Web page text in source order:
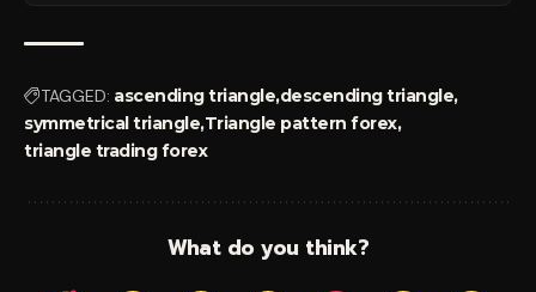
TAGGED: ascending triangledescending triangle
symmetrical triangleTriangle pattern forex
triangle trading forex
What do you think?